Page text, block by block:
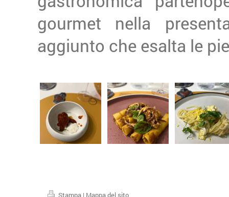
gourmet nella
aggiunto che esalta le
Stampa | Mappa del sito